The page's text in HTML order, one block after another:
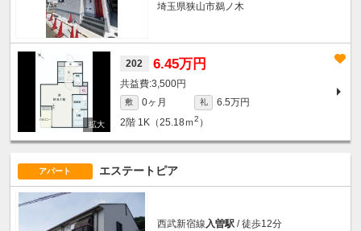
埼玉県狭山市鵜ノ木
202 6.45万円
3,500円
敷 0ヶ月 礼
6.5万円
2階 1K（25.18ｍ2 ）
アパート エステートピア
西武新宿線入曽駅 / 徒歩12分